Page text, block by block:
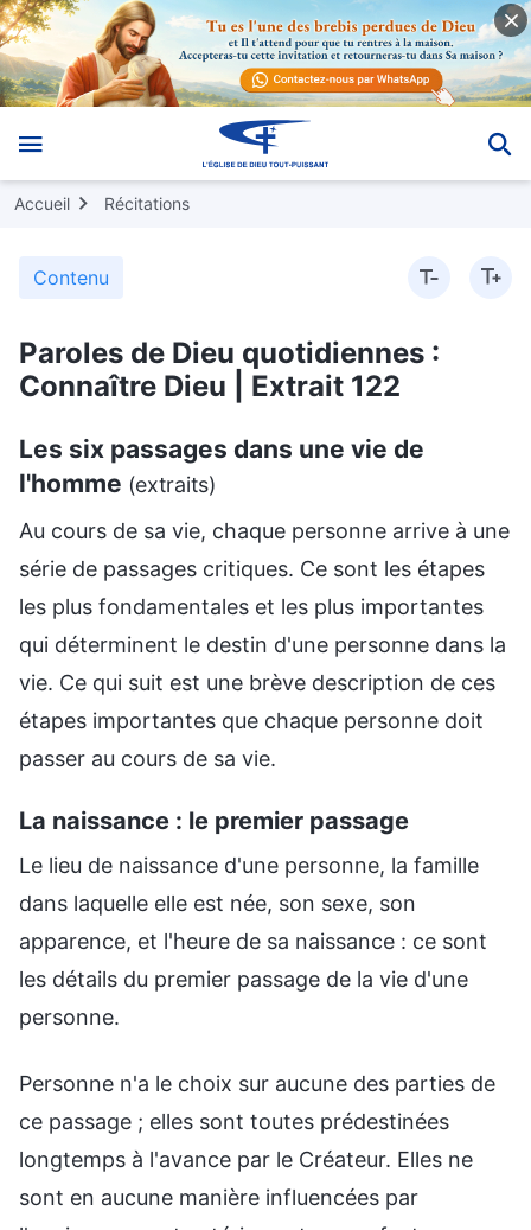
Accueil Récitations
Contenu
Paroles de Dieu quotidiennes :
Connaître Dieu | Extrait 122
Les six passages dans une vie de
l'homme (extraits)
Au cours de sa vie, chaque personne arrive à une
série de passages critiques. Ce sont les étapes
les plus fondamentales et les plus importantes
qui déterminent le destin d'une personne dans la
vie. Ce qui suit est une brève description de ces
étapes importantes que chaque personne doit
passer au cours de sa vie.
La naissance : le premier passage
Le lieu de naissance d'une personne, la famille
dans laquelle elle est née, son sexe, son
apparence, et l'heure de sa naissance : ce sont
les détails du premier passage de la vie d'une
personne.
Personne n'a le choix sur aucune des parties de
ce passage ; elles sont toutes prédestinées
longtemps à l'avance par le Créateur. Elles ne
sont en aucune manière influencées par